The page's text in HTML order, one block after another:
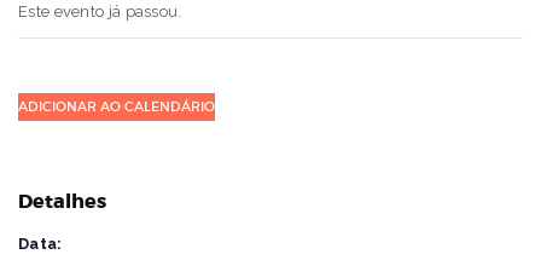
GRADUAÇÃO
BIBLIOTECA
Este evento já passou.
ADICIONAR AO CALENDÁRIO
Detalhes
Data: